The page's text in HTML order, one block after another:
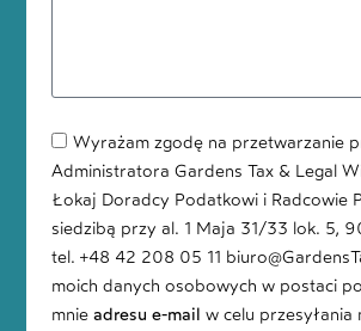
Wyrażam zgodę na przetwarzanie
Administratora Gardens Tax & Legal
Łokaj Doradcy Podatkowi i Radcowie
siedzibą przy al. 1 Maja 31/33 lok. 5,
tel. +48 42 208 05 11
moich danych osobowych w postaci
mnie adresu e-mail w celu przesyłania